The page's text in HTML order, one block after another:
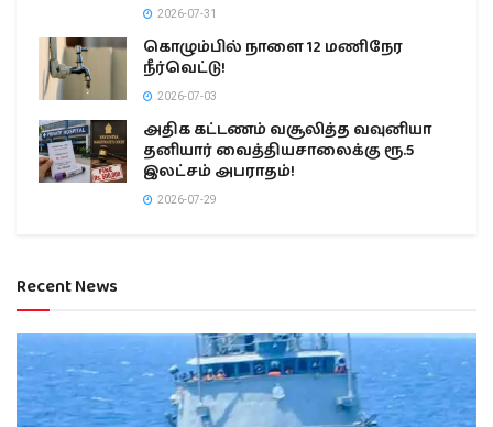
2026-07-31
கொழும்பில் நாளை 12 மணிநேர
நீர்வெட்டு!
2026-07-03
அதிக கட்டணம் வசூலித்த வவுனியா
தனியார் வைத்தியசாலைக்கு ரூ.5
இலட்சம் அபராதம்!
2026-07-29
Recent News